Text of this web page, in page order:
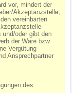
vor, mindert der
Akzeptanzstelle,
vereinbarten
und/oder gibt den
der Ware bzw.
Vergütung
Ansprechpartner
des